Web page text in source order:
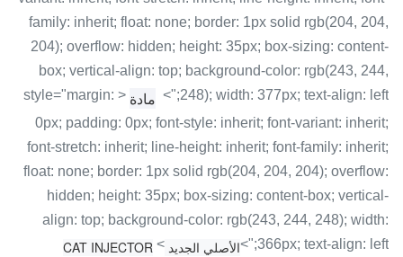
family: inherit; float: none; border: 1px solid rgb(204, 204,
204); overflow: hidden; height: 35px; box-sizing: content-
box; vertical-align: top; background-color: rgb(243, 244,
248); width: 377px; text-align: left;">
مادة
< style="margin:
0px; padding: 0px; font-style: inherit; font-variant: inherit;
font-stretch: inherit; line-height: inherit; font-family: inherit;
float: none; border: 1px solid rgb(204, 204, 204); overflow:
hidden; height: 35px; box-sizing: content-box; vertical-
align: top; background-color: rgb(243, 244, 248); width:
366px; text-align: left;">
الأصلي الجديد CAT INJECTOR <